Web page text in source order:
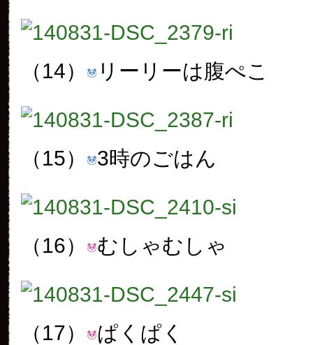
（14） リーリーは腹ぺこ
（15） 3時のごはん
（16） むしゃむしゃ
（17） ぱくぱく